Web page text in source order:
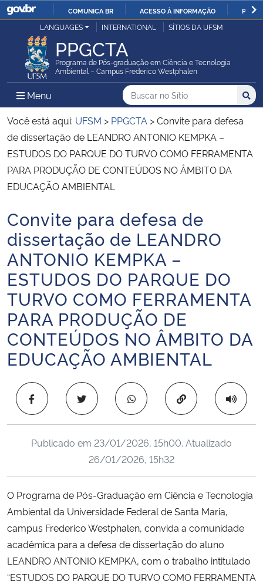
IR
O
CONTEÚDO
COMUNICA BR ACESSO À INFORMAÇÃO
Ministério da Justiça e Segurança Pública
Ministério da Defesa
Ministério das Relações Exteriores
Ministério da Economia
Ministério da Infraestrutura
Ministério da Educação
Ministério da Cidadania
Ministério da Saúde
Ministério de Minas e Energia
Ministério da Ciência, Tecnologia, Inovações e Comunicações
Ministério do Meio Ambiente
Ministério do Turismo
Ministério do Desenvolvimento Regional
Controladoria-Geral da União
LANGUAGES INTERNATIONAL SÍTIOS DA UFSM
PPGCTA
Programa de Pós-graduação em Ciência e Tecnologia
Ambiental – Campus Frederico Westphalen
Menu Menu Principal do Sítio
Busca
Buscar no no Sítio
Busca:
Você está aqui: UFSM > PPGCTA >Convite para defesa
de dissertação de LEANDRO ANTONIO KEMPKA –
ESTUDOS DO PARQUE DO TURVO COMO FERRAMENTA
PARA PRODUÇÃO DE CONTEÚDOS NO ÂMBITO DA
EDUCAÇÃO AMBIENTAL
Início do conteúdo
Convite para defesa de
dissertação de LEANDRO
ANTONIO KEMPKA –
ESTUDOS DO PARQUE DO
TURVO COMO FERRAMENTA
PARA PRODUÇÃO DE
CONTEÚDOS NO ÂMBITO DA
EDUCAÇÃO AMBIENTAL
Copiar para área
Publicado em 23/01/2026, 15h00. Atualizado
26/01/2026, 15h32
O Programa de Pós-Graduação em Ciência e Tecnologia
Ambiental da Universidade Federal de Santa Maria,
campus Frederico Westphalen, convida a comunidade
acadêmica para a defesa de dissertação do aluno
LEANDRO ANTONIO KEMPKA, com o trabalho intitulado
“ESTUDOS DO PARQUE DO TURVO COMO FERRAMENTA